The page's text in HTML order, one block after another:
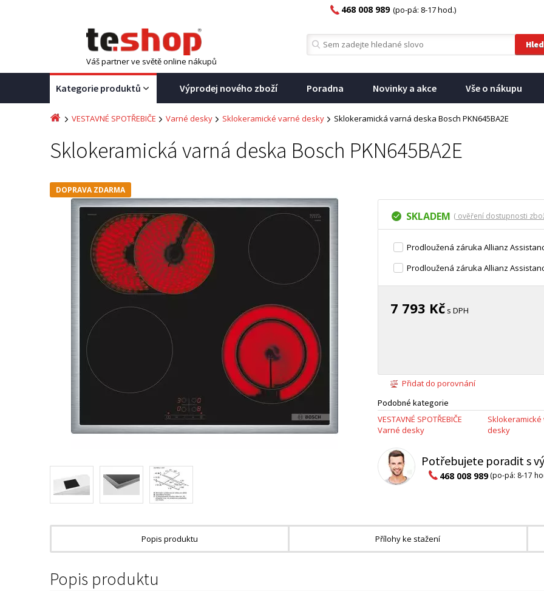
468 008 989 (po-pá: 8-17 hod.)
Váš partner ve světě online nákupů
Kategorie produktů Výprodej nového zboží Poradna Novinky a akce Vše o nákupu
VESTAVNÉ SPOTŘEBIČE Varné desky Sklokeramické varné desky Sklokeramická varná deska Bosch PKN645BA2E
Sklokeramická varná deska Bosch PKN645BA2E
DOPRAVA ZDARMA
SKLADEM ( ověření dostupnosti
Prodloužená záruka Allianz
Prodloužená záruka Allianz
7 793 Kč s DPH
Přidat do porovnání
Podobné kategorie
VESTAVNÉ SPOTŘEBIČE
Varné desky
Sklokeramické
desky
Potřebujete poradit s
468 008 989(po-pá: 8-17
Popis produktu Přílohy ke stažení
Popis produktu